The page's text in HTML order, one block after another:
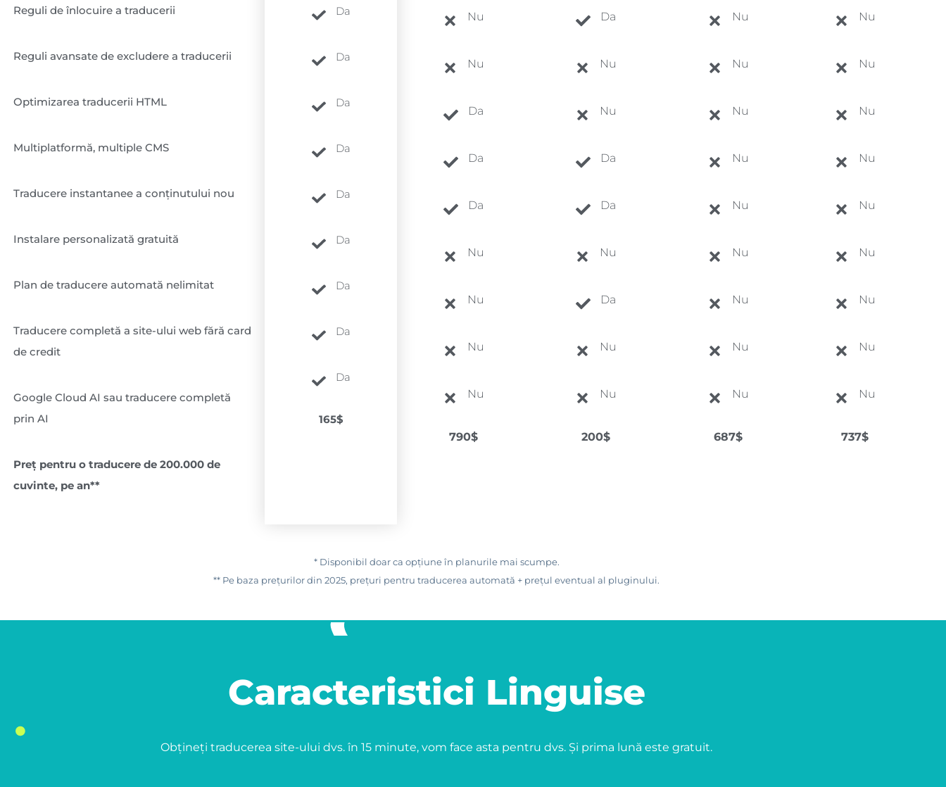
Reguli de înlocuire a traducerii
Reguli avansate de excludere a traducerii
Optimizarea traducerii HTML
Multiplatformă, multiple CMS
Traducere instantanee a conținutului nou
Instalare personalizată gratuită
Plan de traducere automată nelimitat
Traducere completă a site-ului web fără card
de credit
Google Cloud AI sau traducere completă
prin AI
Preț pentru o traducere de 200.000 de
cuvinte, pe an**
Da
Da
Da
Da
Da
Da
Da
Da
Da
165$
Nu
Nu
Da
Da
Da
Nu
Nu
Nu
Nu
790$
Da
Nu
Nu
Da
Da
Nu
Da
Nu
Nu
200$
Nu
Nu
Nu
Nu
Nu
Nu
Nu
Nu
Nu
687$
Nu
Nu
Nu
Nu
Nu
Nu
Nu
Nu
Nu
737$
* Disponibil doar ca opțiune în planurile mai scumpe.
** Pe baza prețurilor din 2025, prețuri pentru traducerea automată + prețul eventual al pluginului.
Caracteristici Linguise
Obțineți traducerea site-ului dvs. în 15 minute, vom face asta pentru dvs. Și prima lună este gratuit.